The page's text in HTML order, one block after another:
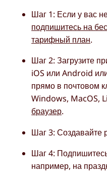
Шаг 1: Если у вас
подпишитесь на
тарифный план.
Шаг 2: Загрузите
iOS или Android
прямо в почтовом
Windows, MacOS,
браузер.
Шаг 3: Создавайте
Шаг 4:
например, на